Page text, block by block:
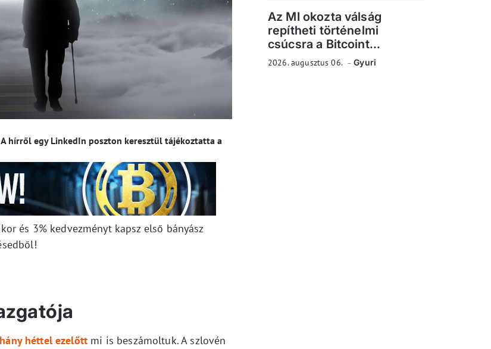
hírről egy LinkedIn poszton keresztül tájékoztatta a
és 3% kedvezményt kapsz első bányász
héttel ezelőtt mi is beszámoltuk. A szlovén
Az MI okozta válság
repítheti történelmi
csúcsra a Bitcoint...
2026. augusztus 06. Gyuri